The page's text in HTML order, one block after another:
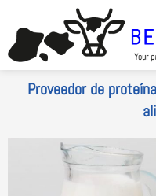
contenido
Proveedor de